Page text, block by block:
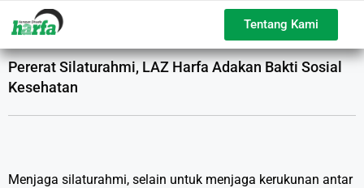
Tentang Kami
Pererat Silaturahmi, LAZ Harfa Adakan Bakti Sosial
Kesehatan
Menjaga silaturahmi, selain untuk menjaga kerukunan antar